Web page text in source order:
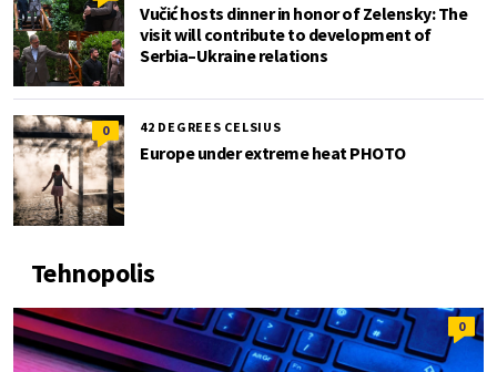
Vučić hosts dinner in honor of Zelensky: The
visit will contribute to development of
Serbia–Ukraine relations
0 42 DEGREES CELSIUS
Europe under extreme heat PHOTO
Tehnopolis
0